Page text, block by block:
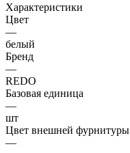
Характеристики
Цвет
—
белый
Бренд
—
REDO
Базовая единица
—
шт
Цвет внешней фурнитуры
—